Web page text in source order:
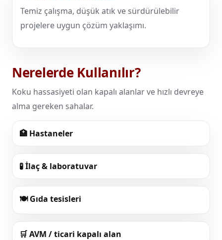
Temiz çalışma, düşük atık ve sürdürülebilir
projelere uygun çözüm yaklaşımı.
Nerelerde Kullanılır?
Koku hassasiyeti olan kapalı alanlar ve hızlı devreye
alma gereken sahalar.
🏥 Hastaneler
🧪İlaç & laboratuvar
🍽️Gıda tesisleri
🛒AVM / ticari kapalı alan